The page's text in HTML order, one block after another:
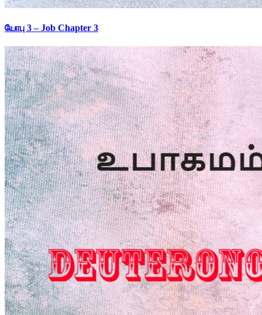
யோபு 3 – Job Chapter 3